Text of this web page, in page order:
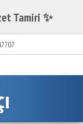
Tamiri ✨